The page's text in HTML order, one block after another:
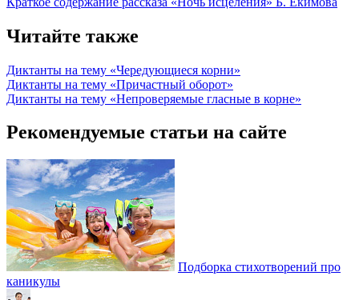
Читайте также
Диктанты на тему «Чередующиеся корни»
Диктанты на тему «Причастный оборот»
Диктанты на тему «Непроверяемые гласные в корне»
Рекомендуемые статьи на сайте
Подборка стихотворений про
каникулы